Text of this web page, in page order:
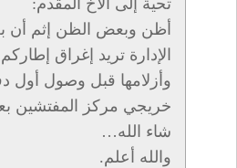
أظن وبعض الظن إثم أن
الإدارة تريد إغراق
وأزلامها قبل وصول أول
خريجي مركز المفتشين
شاء الله…
والله أعلم.